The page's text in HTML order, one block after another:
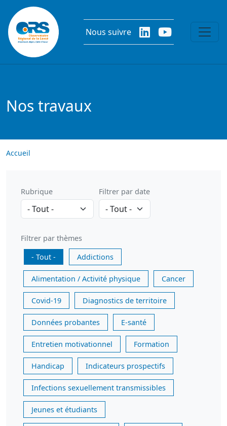
Aller au contenu principal
Nous suivre
Nos travaux
Accueil
Rubrique Filtrer par date
Filtrer par thèmes
- Tout -
Addictions
Alimentation / Activité physique Cancer
Covid-19 Diagnostics de territoire
Données probantes E-santé
Entretien motivationnel Formation
Handicap Indicateurs prospectifs
Infections sexuellement transmissibles
Jeunes et étudiants